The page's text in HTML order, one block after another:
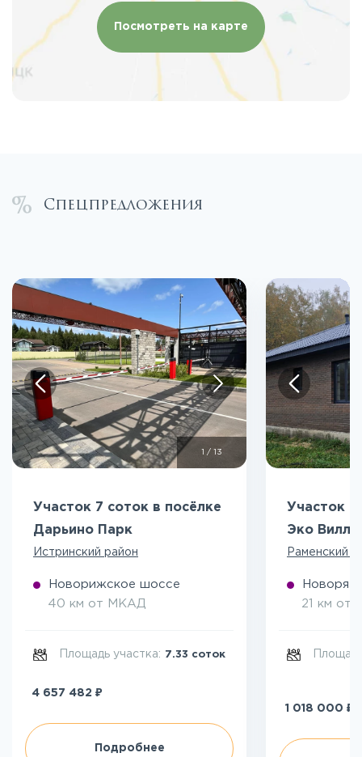
Посмотреть на карте
Спецпредложения
/ 13
Участок 7 соток в посёлке
Дарьино Парк
Истринский район
Новорижское шоссе
40 км от МКАД
Площадь участка: 7.33 соток
4 657 482 ₽
Подробнее
Участок 5
Эко
Раменский
21 км от
1 018 000 ₽